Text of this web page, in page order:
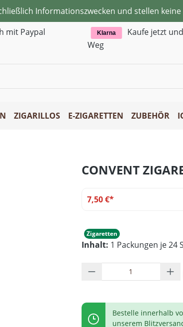
Informationszwecken und stellen
mit Paypal Klarna
Kaufe jetzt
Weg
ZIGARILLOS E-ZIGARETTEN ZUBEHÖR
CONVENT
7,50 €*
Zigaretten
Inhalt: 1 Packungen je 24
Produkt Anzahl:
Bestelle innerhalb
unserem